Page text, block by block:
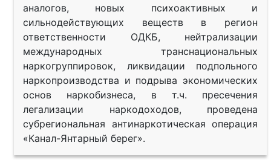
аналогов, новых психоактивных и
сильнодействующих веществ в регион
ответственности ОДКБ, нейтрализации
международных транснациональных
наркогруппировок, ликвидации подпольного
наркопроизводства и подрыва экономических
основ наркобизнеса, в т.ч. пресечения
легализации наркодоходов, проведена
субрегиональная антинаркотическая операция
«Канал-Янтарный берег».